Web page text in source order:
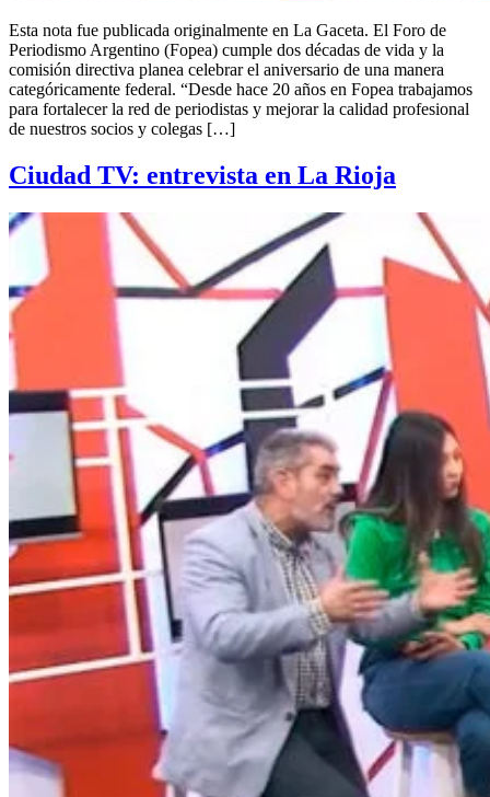
Esta nota fue publicada originalmente en La Gaceta. El Foro de
Periodismo Argentino (Fopea) cumple dos décadas de vida y la
comisión directiva planea celebrar el aniversario de una manera
categóricamente federal. “Desde hace 20 años en Fopea trabajamos
para fortalecer la red de periodistas y mejorar la calidad profesional
de nuestros socios y colegas […]
Ciudad TV: entrevista en La Rioja